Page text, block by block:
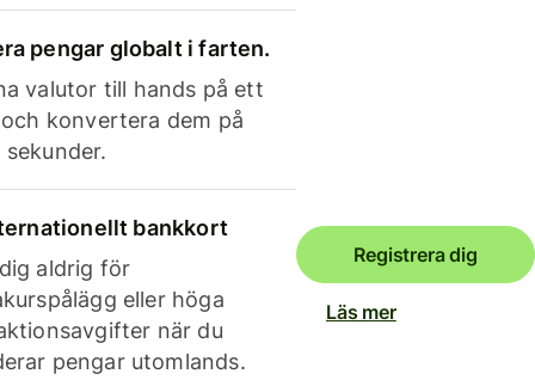
pengar globalt i farten.
valutor till hands på ett
konvertera dem på
sekunder.
bankkort
aldrig för
eller höga
när du
pengar utomlands.
Registrera dig
Läs mer